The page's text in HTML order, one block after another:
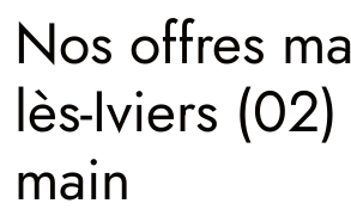
Nos offres
lès-Iviers
main